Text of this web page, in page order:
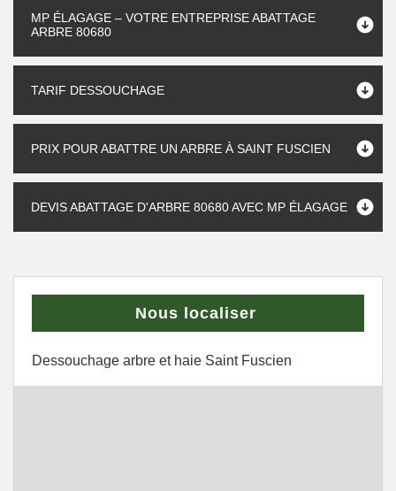
MP ÉLAGAGE – VOTRE ENTREPRISE ABATTAGE
ARBRE 80680
TARIF DESSOUCHAGE
PRIX POUR ABATTRE UN ARBRE À SAINT FUSCIEN
DEVIS ABATTAGE D'ARBRE 80680 AVEC MP ÉLAGAGE
Nous localiser
Dessouchage arbre et haie Saint Fuscien